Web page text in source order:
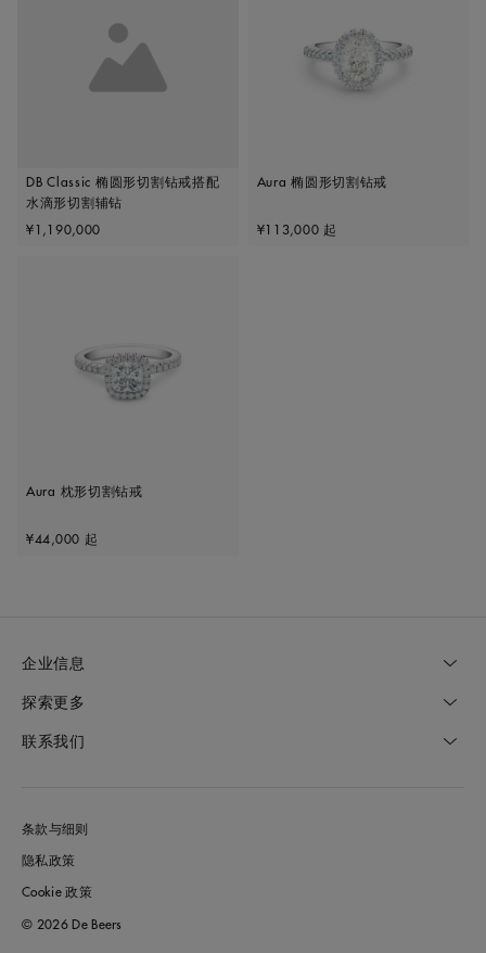
DB Classic 椭圆形切割钻戒搭配
水滴形切割辅钻
Original price
¥1,190,000
Aura 椭圆形切割钻戒
Original price
¥113,000 起
Aura 枕形切割钻戒
Original price
¥44,000 起
企业信息
探索更多
联系我们
条款与细则
隐私政策
Cookie 政策
© 2026 De Beers